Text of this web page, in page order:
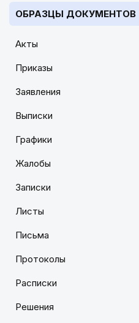
ОБРАЗЦЫ ДОКУМЕНТОВ
Акты
Приказы
Заявления
Выписки
Графики
Жалобы
Записки
Листы
Письма
Протоколы
Расписки
Решения